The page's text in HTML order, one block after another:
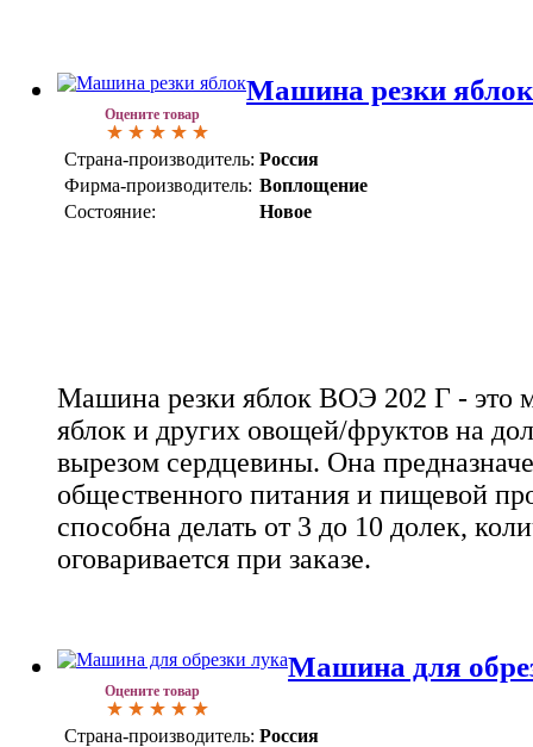
Оцените товар
Машина резки
Страна-производитель: Россия
Фирма-производитель: Воплощение
Состояние:
Новое
Машина резки яблок ВОЭ 202 Г - это
яблок и других овощей/фруктов на
вырезом сердцевины. Она
общественного питания и пищевой
способна делать от 3 до 10 долек,
оговаривается при заказе.
Оцените товар
Машина для
Страна-производитель: Россия